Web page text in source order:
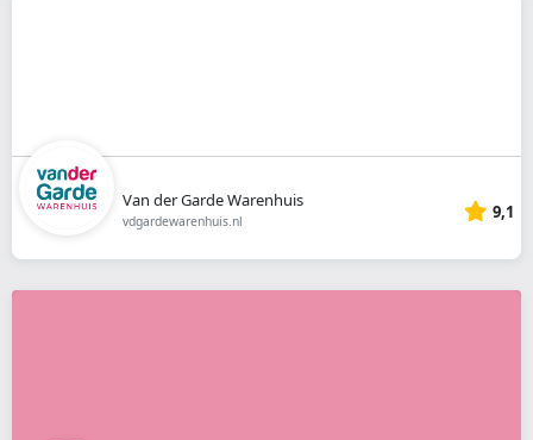
Van der Garde Warenhuis
vdgardewarenhuis.nl 9,1